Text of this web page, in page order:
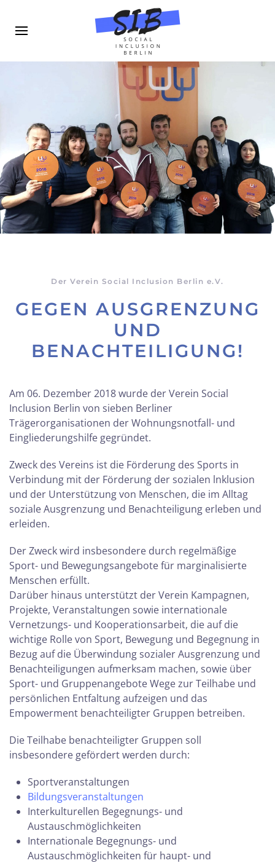
Der Verein Social Inclusion Berlin e.V.
GEGEN AUSGRENZUNG
UND
BENACHTEILIGUNG!
Am 06. Dezember 2018 wurde der Verein Social
Inclusion Berlin von sieben Berliner
Trägerorganisationen der Wohnungsnotfall- und
Eingliederungshilfe gegründet.
Zweck des Vereins ist die Förderung des Sports in
Verbindung mit der Förderung der sozialen lnklusion
und der Unterstützung von Menschen, die im Alltag
soziale Ausgrenzung und Benachteiligung erleben und
erleiden.
Der Zweck wird insbesondere durch regelmäßige
Sport- und Bewegungsangebote für marginalisierte
Menschen erfüllt.
Darüber hinaus unterstützt der Verein Kampagnen,
Projekte, Veranstaltungen sowie internationale
Vernetzungs- und Kooperationsarbeit, die auf die
wichtige Rolle von Sport, Bewegung und Begegnung in
Bezug auf die Überwindung sozialer Ausgrenzung und
Benachteiligungen aufmerksam machen, sowie über
Sport- und Gruppenangebote Wege zur Teilhabe und
persönlichen Entfaltung aufzeigen und das
Empowerment benachteiligter Gruppen betreiben.
Die Teilhabe benachteiligter Gruppen soll
insbesondere gefördert werden durch:
Sportveranstaltungen
Bildungsveranstaltungen
Interkulturellen Begegnungs- und
Austauschmöglichkeiten
Internationale Begegnungs- und
Austauschmöglichkeiten für haupt- und